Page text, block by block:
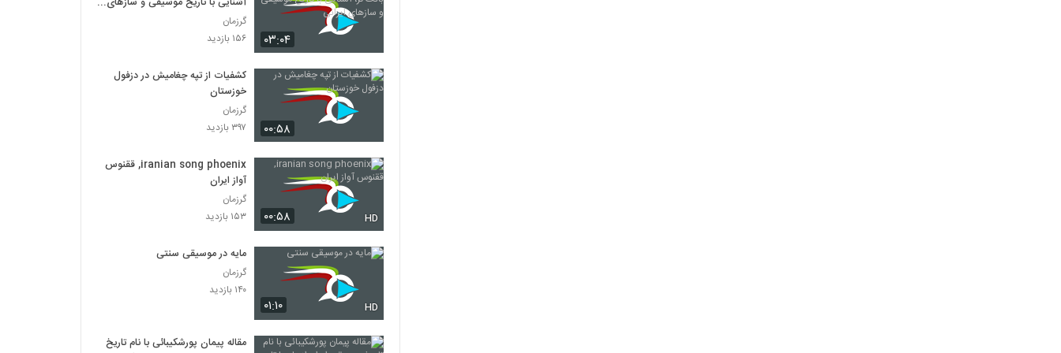
۰۳:۰۴
ایرانی
گرزمان
۱۵۶ بازدید
۰۰:۵۸
کشفیات از تپه چغامیش در دزفول
خوزستان
گرزمان
۳۹۷ بازدید
۰۰:۵۸ HD
iranian song phoenix, ققنوس
آواز ایران
گرزمان
۱۵۳ بازدید
۰۱:۱۰ HD
مایه در موسیقی سنتی
گرزمان
۱۴۰ بازدید
مقاله پیمان پورشکیبائی با نام تاریخ